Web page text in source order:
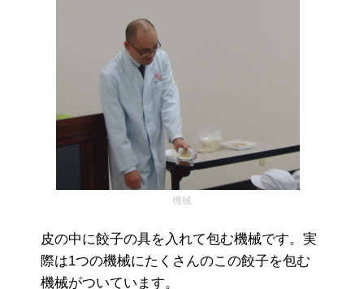
機械
皮の中に餃子の具を入れて包む機械です。実
際は1つの機械にたくさんのこの餃子を包む
機械がついています。